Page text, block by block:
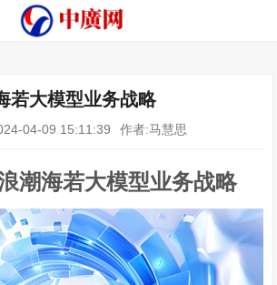
若大模型业务战略
04-09 15:11:39 作者:马慧思
潮海若大模型业务战略